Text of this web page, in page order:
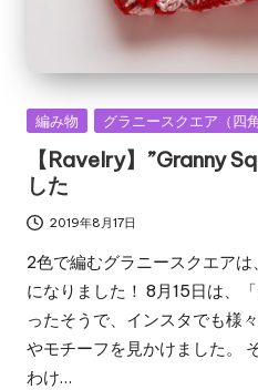
Posted
編み物 グラニースクエア（四
【Ravelry】”Granny
した
2019年8月17日
2色で編むグラニースクエア
になりました！ 8月15日は、
ったそうで、インスタでも様
やモチーフを見かけました。
わけ…